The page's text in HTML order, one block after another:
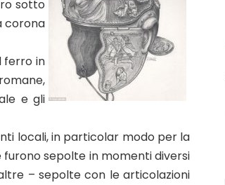
sotto
corona
ferro in
e gli
locali, in particolar modo per la
sepolte in momenti diversi
– sepolte con le articolazioni